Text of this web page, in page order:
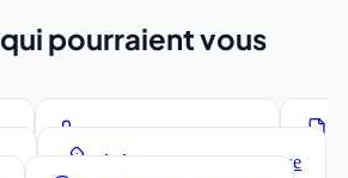
pourraient vous
Convertisseur de casse
Générateur de mots de passe